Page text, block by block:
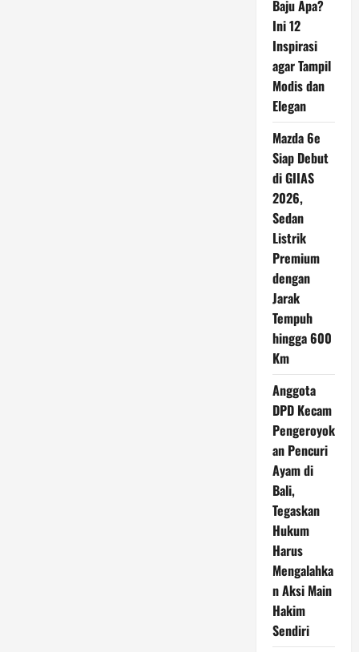
Baju Apa?
Ini 12
Inspirasi
agar Tampil
Modis dan
Elegan
Mazda 6e
Siap Debut
di GIIAS
2026,
Sedan
Listrik
Premium
dengan
Jarak
Tempuh
hingga 600
Km
Anggota
DPD Kecam
Pengeroyok
an Pencuri
Ayam di
Bali,
Tegaskan
Hukum
Harus
Mengalahka
n Aksi Main
Hakim
Sendiri